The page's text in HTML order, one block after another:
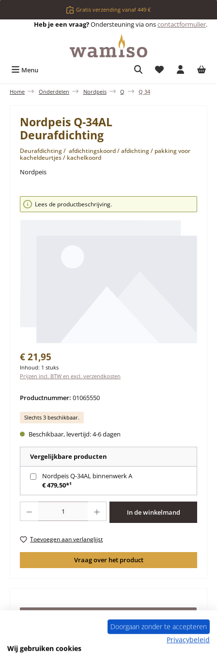
Ga naar de hoofdinhoudGratis verzending vanaf 449 €
Heb je een vraag?Ondersteuning via onscontactformulier.
Menu Je hebt 0 items
Home Onderdelen Nordpeis Q Q 34
Nordpeis Q-34AL
Deurafdichting
Deurafdichting / afdichtingskoord / afdichting / pakking voor
kacheldeurtjes / kachelkoord
Nordpeis
Afbeeldingengalerij overslaan
Lees de productbeschrijving.
Normale prijs:
€ 21,95
Inhoud: 1 stuks
Prijzen incl. BTW en excl. verzendkosten
Productnummer: 01065550
Slechts 3 beschikbaar.
Beschikbaar, levertijd: 4-6 dagen
Vergelijkbare producten
Nordpeis Q-34AL binnenwerk A
€ 479,50*¹
Producthoeveelheid: Voer de gewenste hoeveelheid in of gebruik de
In de winkelmand
Toevoegen aan verlanglijst
Vraag over het product
Origineel Deurafdichting voor de Verwarmingselement
Nordpeis Q-34AL Nordpeis Q-34AL Deurafdichting
Kerngegevens: afdichti…
Doorgaan zonder te accepteren
Privacybeleid
Wij gebruiken cookies